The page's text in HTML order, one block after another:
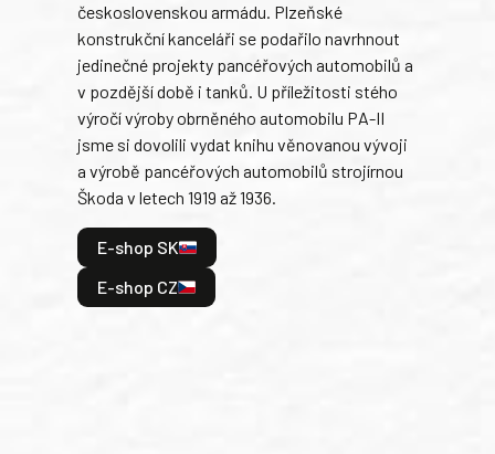
československou armádu. Plzeňské
konstrukční kanceláři se podařilo navrhnout
jedinečné projekty pancéřových automobilů a
v pozdější době i tanků. U příležitosti stého
výročí výroby obrněného automobilu PA-II
jsme si dovolili vydat knihu věnovanou vývoji
a výrobě pancéřových automobilů strojírnou
Škoda v letech 1919 až 1936.
E-shop SK
E-shop CZ